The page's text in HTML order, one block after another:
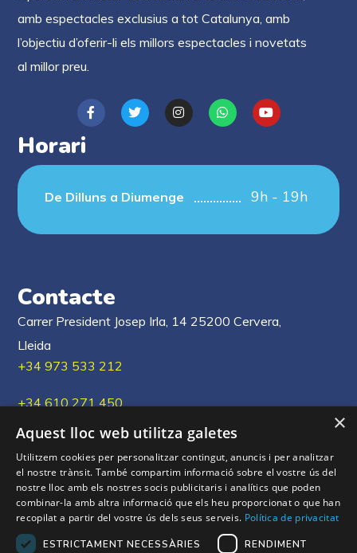
amb espectacles exclusius a tot Catalunya, amb
l’objectiu d’oferir-li els millors espectacles i novetats
al millor preu.
Horari
De Dilluns a Diumenge 9h - 19h
Contacte
Carrer President Josep Irla, 14 25200 Cervera,
Lleida
+34 973 533 212
+34 610 271 450
xous@xous.cat
Els nostres Xou's
×
Aquest lloc web utilitza galetes
Utilitzem cookies per personalitzar contingut, anuncis i per analitzar
el nostre trànsit. També compartim informació sobre el vostre ús del
nostre lloc amb els nostres socis publicitaris i analítics que poden
combinar-la amb altra informació que els heu proporcionat o que han
recopilat a partir del vostre ús dels seus serveis. Política de privacitat
ESTRICTAMENT NECESSÀRIES RENDIMENT